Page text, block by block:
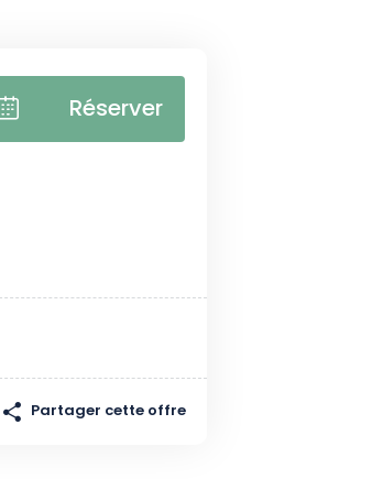
Réserver
Partager cette offre